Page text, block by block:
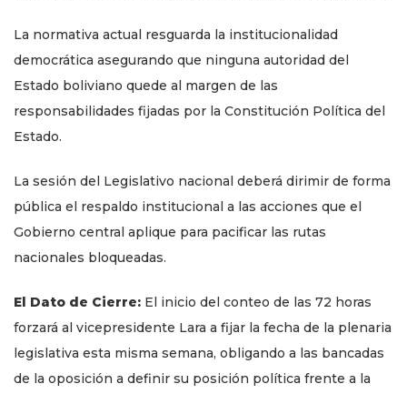
La normativa actual resguarda la institucionalidad
democrática asegurando que ninguna autoridad del
Estado boliviano quede al margen de las
responsabilidades fijadas por la Constitución Política del
Estado.
La sesión del Legislativo nacional deberá dirimir de forma
pública el respaldo institucional a las acciones que el
Gobierno central aplique para pacificar las rutas
nacionales bloqueadas.
El Dato de Cierre: El inicio del conteo de las 72 horas
forzará al vicepresidente Lara a fijar la fecha de la plenaria
legislativa esta misma semana, obligando a las bancadas
de la oposición a definir su posición política frente a la